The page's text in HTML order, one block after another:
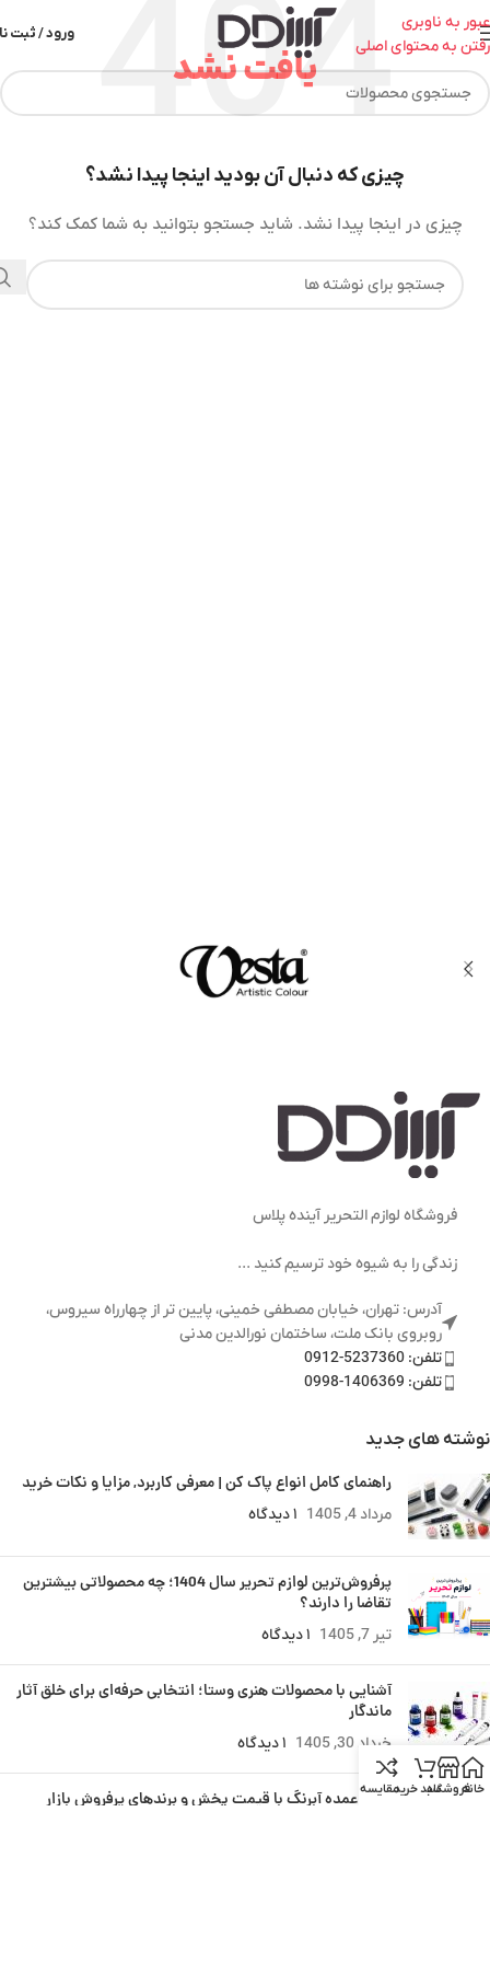
عبور به ناوبری
رفتن به محتوای اصلی
ورود / ثبت
یافت نشد
چیزی که دنبال آن بودید اینجا پیدا نشد؟
چیزی در اینجا پیدا نشد. شاید جستجو بتوانید به شما کمک کند؟
فروشگاه لوازم التحریر آینده پلاس
زندگی را به شیوه خود ترسیم کنید ...
آدرس: تهران، خیابان مصطفی خمینی، پایین تر از چهارراه سیروس،
روبروی بانک ملت، ساختمان نورالدین مدنی
تلفن: 5237360-0912
تلفن: 1406369-0998
نوشته های جدید
راهنمای کامل انواع پاک کن | معرفی کاربرد, مزایا و نکات خرید
مرداد 4, 1405 ۱ دیدگاه
پرفروش‌ترین لوازم تحریر سال 1404؛ چه محصولاتی بیشترین
تقاضا را دارند؟
تیر 7, 1405 ۱ دیدگاه
آشنایی با محصولات هنری وستا؛ انتخابی حرفه‌ای برای خلق آثار
ماندگار
خرداد 30, 1405 ۱ دیدگاه
خرید عمده آبرنگ با قیمت پخش و برندهای پرفروش بازار خانهفروشگاهسبد خریدمقایسه